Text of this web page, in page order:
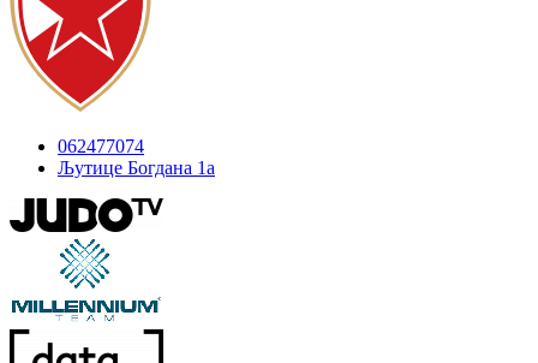
062477074
Љутице Богдана 1а